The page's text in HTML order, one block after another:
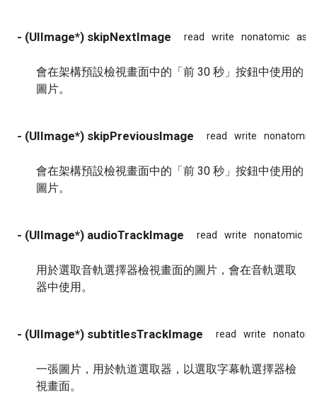
- (UIImage*) skipNextImage read write nonatomic
會在架構預設檢視畫面中的「前 30 秒」按鈕中使用的
圖片。
- (UIImage*) skipPreviousImage read write nonatomic
會在架構預設檢視畫面中的「前 30 秒」按鈕中使用的
圖片。
- (UIImage*) audioTrackImage read write nonatomic
用於選取音軌選擇器檢視畫面的圖片，會在音軌選取
器中使用。
- (UIImage*) subtitlesTrackImage read write
一張圖片，用於軌道選取器，以選取字幕軌選擇器檢
視畫面。